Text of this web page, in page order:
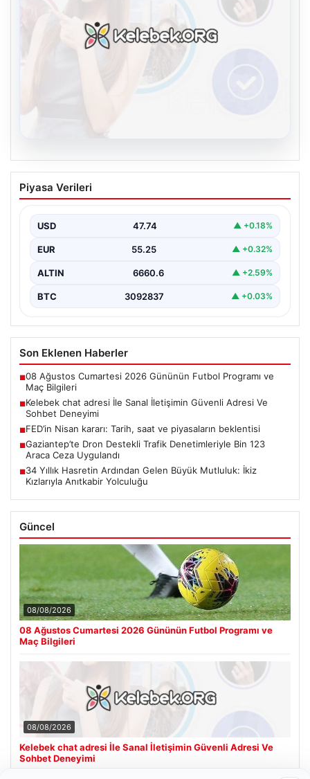
Kelebek chat adresi İle Sanal İletişimin
Güvenli Adresi Ve Sohbet Deneyimi
sağlaması büyük bir önem taşımaktadır. Halen birçok…
Piyasa Verileri
USD 47.74 ▲ +0.18%
EUR 55.25 ▲ +0.32%
ALTIN 6660.6 ▲ +2.59%
BTC 3092837 ▲ +0.03%
Son Eklenen Haberler
■08 Ağustos Cumartesi 2026 Gününün Futbol Programı ve
Maç Bilgileri
■Kelebek chat adresi İle Sanal İletişimin Güvenli Adresi Ve
Sohbet Deneyimi
■FED’in Nisan kararı: Tarih, saat ve piyasaların beklentisi
■Gaziantep’te Dron Destekli Trafik Denetimleriyle Bin 123
Araca Ceza Uygulandı
■34 Yıllık Hasretin Ardından Gelen Büyük Mutluluk: İkiz
Kızlarıyla Anıtkabir Yolculuğu
Güncel
08/08/2026
08 Ağustos Cumartesi 2026 Gününün Futbol Programı ve
Maç Bilgileri
08/08/2026
Kelebek chat adresi İle Sanal İletişimin Güvenli Adresi Ve
Sohbet Deneyimi